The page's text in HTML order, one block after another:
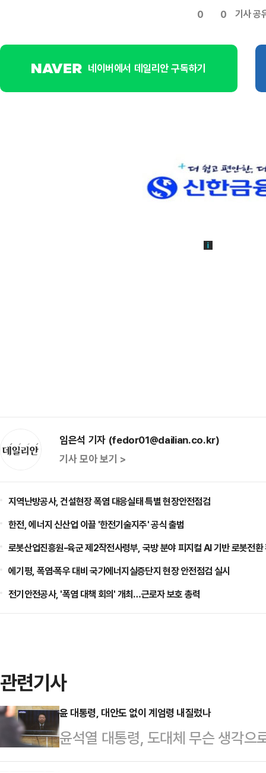
0 0 기사 공
네이버에서 데일리안 구독하기
임은석 기자 (fedor01@dailian.co.kr)
기사 모아 보기 >
지역난방공사, 건설현장 폭염 대응실태 특별 현장안전점검
한전, 에너지 신산업 이끌 '한전기술지주' 공식 출범
로봇산업진흥원-육군 제2작전사령부, 국방 분야 피지컬 AI 기반 로봇전환
에기평, 폭염·폭우 대비 국가에너지실증단지 현장 안전점검 실시
전기안전공사, '폭염 대책 회의' 개최…근로자 보호 총력
관련기사
윤 대통령, 대안도 없이 계엄령 내질렀나
윤석열 대통령, 도대체 무슨 생각
해할 수가 없다. 헌법은 “국회가 재